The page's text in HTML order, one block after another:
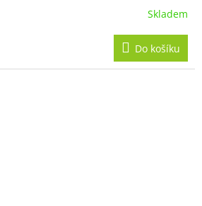
Skladem
Do košíku